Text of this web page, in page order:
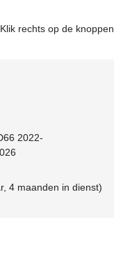
rechts op de knoppen.
2022-
4 maanden in dienst)